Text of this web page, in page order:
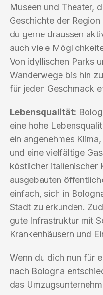
Museen und Theater,
Geschichte der
du gerne draussen
auch viele
Von idyllischen Parks
Wanderwege bis hin
für jeden Geschmack
Lebensqualität:
eine hohe
ein angenehmes
und eine vielfältige
köstlicher italienischer
ausgebauten
einfach, sich in
Stadt zu erkunden.
gute Infrastruktur mit
Krankenhäusern und
Wenn du dich nun für
nach Bologna
das